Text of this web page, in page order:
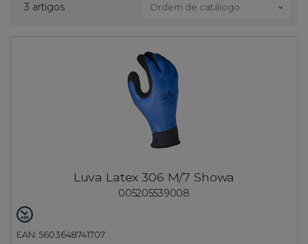
3 artigos Ordem de catálogo
Luva Latex 306 M/7 Showa
005205539008
EAN: 5603648741707